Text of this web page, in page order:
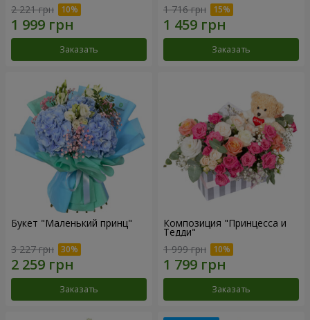
2 221 грн
Заказать
1 716 грн
Заказать
Букет "Маленький принц"
3 227 грн
Заказать
Композиция "Принцесса и
Тедди"
1 999 грн
Заказать